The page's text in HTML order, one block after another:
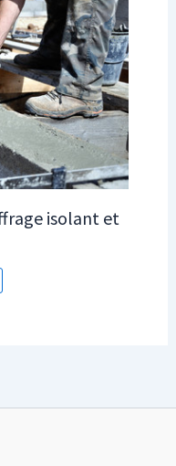
isolant et